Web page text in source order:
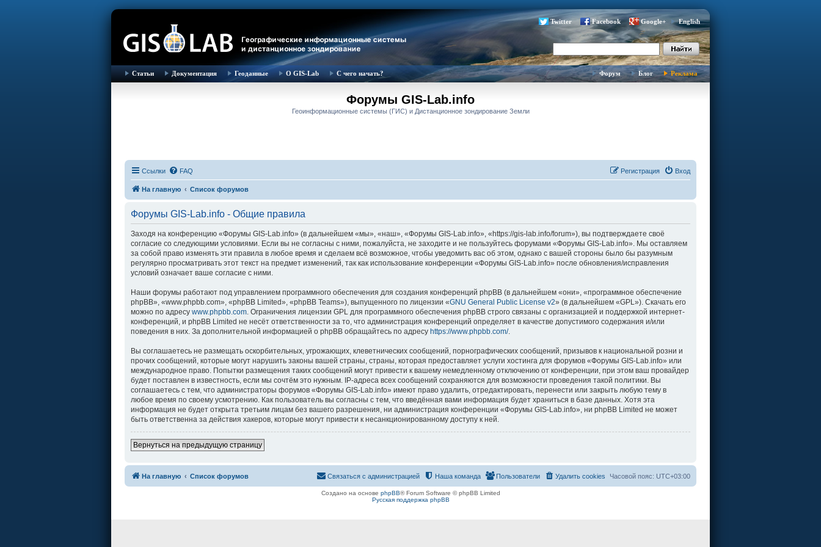
Twitter Facebook Google+ English
Статьи Документация Геоданные О GIS-Lab С чего начать? Форум Блог Реклама
Форумы GIS-Lab.info
Геоинформационные системы (ГИС) и Дистанционное зондирование Земли
Ссылки FAQ Вход
Регистрация
На главную Список форумов
Форумы GIS-Lab.info - Общие правила
Заходя на конференцию «Форумы GIS-Lab.info» (в дальнейшем «мы», «наш», «Форумы GIS-Lab.info», «https://gis-lab.info/forum»), вы подтверждаете своё
согласие со следующими условиями. Если вы не согласны с ними, пожалуйста, не заходите и не пользуйтесь форумами «Форумы GIS-Lab.info». Мы оставляем
за собой право изменять эти правила в любое время и сделаем всё возможное, чтобы уведомить вас об этом, однако с вашей стороны было бы разумным
регулярно просматривать этот текст на предмет изменений, так как использование конференции «Форумы GIS-Lab.info» после обновления/исправления
условий означает ваше согласие с ними.
Наши форумы работают под управлением программного обеспечения для создания конференций phpBB (в дальнейшем «они», «программное обеспечение
phpBB», «www.phpbb.com», «phpBB Limited», «phpBB Teams»), выпущенного по лицензии «GNU General Public License v2» (в дальнейшем «GPL»). Скачать его
можно по адресу www.phpbb.com. Ограничения лицензии GPL для программного обеспечения phpBB строго связаны с организацией и поддержкой интернет-
конференций, и phpBB Limited не несёт ответственности за то, что администрация конференций определяет в качестве допустимого содержания и/или
поведения в них. За дополнительной информацией о phpBB обращайтесь по адресу https://www.phpbb.com/.
Вы соглашаетесь не размещать оскорбительных, угрожающих, клеветнических сообщений, порнографических сообщений, призывов к национальной розни и
прочих сообщений, которые могут нарушить законы вашей страны, страны, которая предоставляет услуги хостинга для форумов «Форумы GIS-Lab.info» или
международное право. Попытки размещения таких сообщений могут привести к вашему немедленному отключению от конференции, при этом ваш провайдер
будет поставлен в известность, если мы сочтём это нужным. IP-адреса всех сообщений сохраняются для возможности проведения такой политики. Вы
соглашаетесь с тем, что администраторы форумов «Форумы GIS-Lab.info» имеют право удалить, отредактировать, перенести или закрыть любую тему в
любое время по своему усмотрению. Как пользователь вы согласны с тем, что введённая вами информация будет храниться в базе данных. Хотя эта
информация не будет открыта третьим лицам без вашего разрешения, ни администрация конференции «Форумы GIS-Lab.info», ни phpBB Limited не может
быть ответственна за действия хакеров, которые могут привести к несанкционированному доступу к ней.
Вернуться на предыдущую страницу
На главную Список форумов Часовой пояс: UTC+03:00
Удалить cookies
Пользователи
Наша команда
Связаться с администрацией
Создано на основе phpBB® Forum Software © phpBB Limited
Русская поддержка phpBB